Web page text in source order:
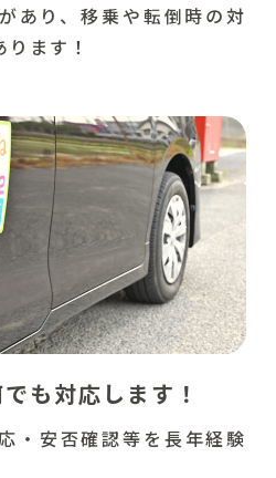
あり、移乗や転倒時の対
ます！
も対応します！
・安否確認等を長年経験